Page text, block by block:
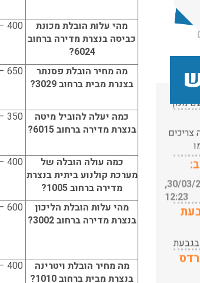
אלקובי
02/05/2019
הזמנתי מעבר
דירה מחיפה
לפרדס חנה,
ממש תוך
סגרתי עם
מוביל מהאתר
ופריקה, הכל
הגיע כמו
שצריך ללא
שום נזק,
הצוות תיתק
עבודה ותוך
בחדרים
בדירה
בגבעת
החל
10:42
אריזה
15:42
החל
עם
מנוף
מהי עלות הובלת מכונת
כביסה בנצרת מדירה ברחוב
6024?
400 – 250 ₪
מה מחיר הובלת פסנתר
בצנרת מבית ברחוב 3029?
650 – 350 ₪
כמה יעלה להוביל מיטה
בנצרת מדירה ברחוב 6015?
350 – 250 ₪
כמה עולה הובלה של
מערכת קולנוע ביתית בנצרת
מדירה ברחוב 1005?
400 – 250 ₪
מהי עלות הובלת הליכון
בנצרת מדירה ברחוב 3002?
600 – 350 ₪
מה מחיר הובלת ויטרינה
בנצרת מבית ברחוב 1010?
400 – 250 ₪